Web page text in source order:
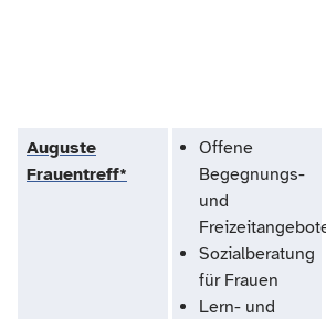
Auguste
Frauentreff*
Offene
Begegnungs-
und
Sozialberatung
für Frauen
Lern- und